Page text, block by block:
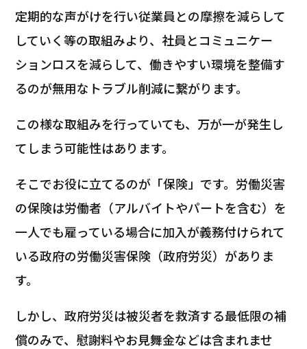
定期的な声がけを行い従業員との摩擦を減らして
していく等の取組みより、社員とコミュニケー
ションロスを減らして、働きやすい環境を整備す
るのが無用なトラブル削減に繋がります。
この様な取組みを行っていても、万が一が発生し
てしまう可能性はあります。
そこでお役に立てるのが「保険」です。労働災害
の保険は労働者（アルバイトやパートを含む）を
一人でも雇っている場合に加入が義務付けられて
いる政府の労働災害保険（政府労災）がありま
す。
しかし、政府労災は被災者を救済する最低限の補
償のみで、慰謝料やお見舞金などは含まれませ